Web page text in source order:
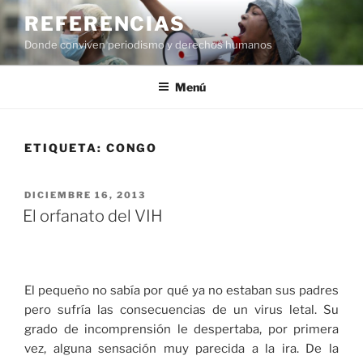
al
contenido
REFERENCIAS
Donde conviven periodismo y derechos humanos
Menú
ETIQUETA: CONGO
PUBLICADO
EL
DICIEMBRE 16, 2013
El orfanato del VIH
El pequeño no sabía por qué ya no estaban sus padres
pero sufría las consecuencias de un virus letal. Su
grado de incomprensión le despertaba, por primera
vez, alguna sensación muy parecida a la ira. De la